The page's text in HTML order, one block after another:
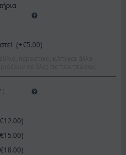
(+€5.00)
:
12.00)
15.00)
18.00)